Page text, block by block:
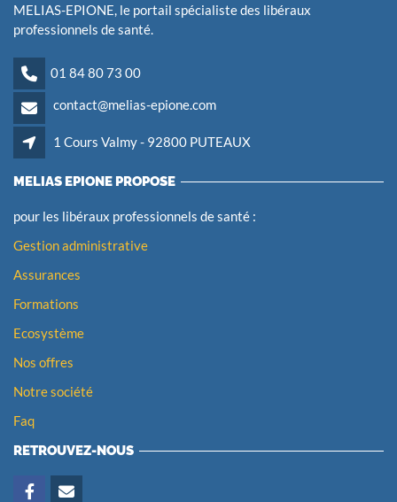
MELIAS-EPIONE, le portail spécialiste des libéraux
professionnels de santé.
01 84 80 73 00
contact@melias-epione.com
1 Cours Valmy - 92800 PUTEAUX
MELIAS EPIONE PROPOSE
pour les libéraux professionnels de santé :
Gestion administrative
Assurances
Formations
Ecosystème
Nos offres
Notre société
Faq
RETROUVEZ-NOUS